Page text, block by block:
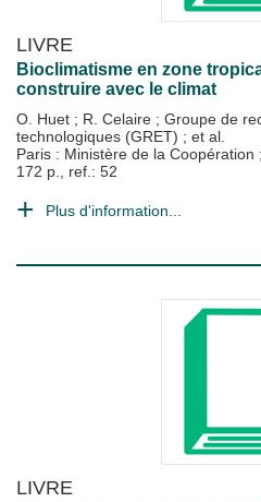
LIVRE
Bioclimatisme en zone
construire avec le climat
O. Huet ; R. Celaire ; Groupe de
technologiques (GRET) ; et al.
Paris : Ministère de la Coopération ;
172 p., ref.: 52
Plus d'information...
LIVRE